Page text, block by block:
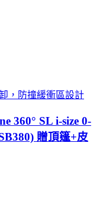
，防撞緩衝區設計
360° SL i-size 0-
贈頂篷+皮